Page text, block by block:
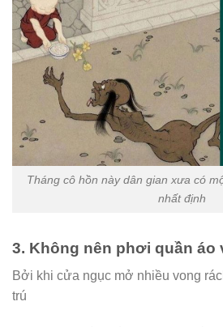
Tháng cô hồn này dân gian xưa có
nhất định
3. Không nên phơi quần áo
Bởi khi cửa ngục mở nhiều vong
trú